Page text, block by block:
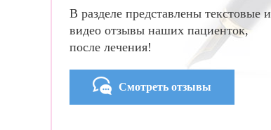
В разделе представлены текстовые и
видео отзывы наших пациенток,
после лечения!
Смотреть отзывы